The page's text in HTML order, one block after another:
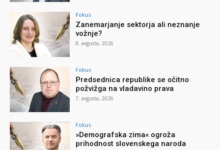
Fokus
Zanemarjanje sektorja ali neznanje
vožnje?
8. avgusta, 2026
Fokus
Predsednica republike se očitno
požvižga na vladavino prava
7. avgusta, 2026
Fokus
»Demografska zima« ogroža
prihodnost slovenskega naroda